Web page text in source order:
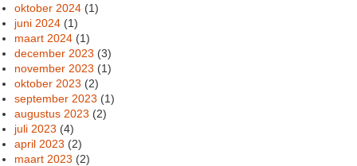
oktober 2024 (1)
juni 2024 (1)
maart 2024 (1)
december 2023 (3)
november 2023 (1)
oktober 2023 (2)
september 2023 (1)
augustus 2023 (2)
juli 2023 (4)
april 2023 (2)
maart 2023 (2)